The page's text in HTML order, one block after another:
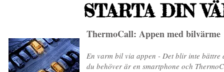
STARTA DIN
ThermoCall: Appen med bilvärme
En varm bil via appen - Det blir inte bättre
du behöver är en smartphone och